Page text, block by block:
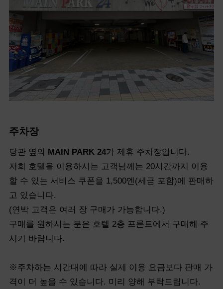
주차장
당관 옆의 MAIN PARK 24가 제휴 주차장입니다.
저희 호텔을 이용하시는 고객님께는 20시간까지 이용
할 수 있는 서비스 쿠폰을 1,500엔(세금 포함)에 판매하
고 있습니다.
(연박 고객은 여러 장 구매가 가능합니다.)
구매를 원하시는 분은 호텔 2층 프론트에서 구매해 주
시기 바랍니다.
※주차하는 시간대에 따라 실제 이용 요금보다 판매 가
격이 더 높을 수 있습니다. 미리 양해 부탁드립니다.